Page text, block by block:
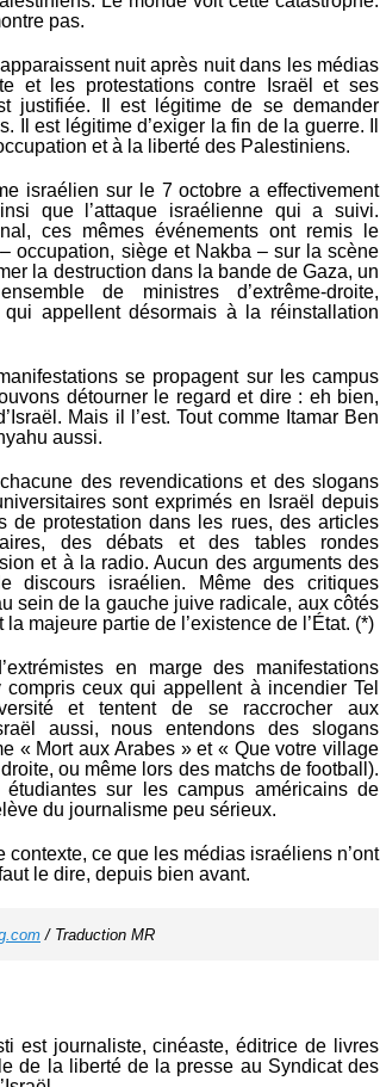
pas.
nuit après nuit dans les médias
et les protestations contre Israël et ses
justifiée. Il est légitime de se demander
Il est légitime d’exiger la fin de la guerre. Il
et à la liberté des Palestiniens.
israélien sur le 7 octobre a effectivement
que l’attaque israélienne qui a suivi.
ces mêmes événements ont remis le
occupation, siège et Nakba – sur la scène
la destruction dans la bande de Gaza, un
de ministres d’extrême-droite,
appellent désormais à la réinstallation
se propagent sur les campus
détourner le regard et dire : eh bien,
Mais il l’est. Tout comme Itamar Ben
aussi.
des revendications et des slogans
sont exprimés en Israël depuis
de protestation dans les rues, des articles
des débats et des tables rondes
et à la radio. Aucun des arguments des
discours israélien. Même des critiques
sein de la gauche juive radicale, aux côtés
majeure partie de l’existence de l’État. (*)
en marge des manifestations
ceux qui appellent à incendier Tel
et tentent de se raccrocher aux
aussi, nous entendons des slogans
« Mort aux Arabes » et « Que votre village
ou même lors des matchs de football).
sur les campus américains de
du journalisme peu sérieux.
ce que les médias israéliens n’ont
le dire, depuis bien avant.
/ Traduction MR
est journaliste, cinéaste, éditrice de livres
de la liberté de la presse au Syndicat des